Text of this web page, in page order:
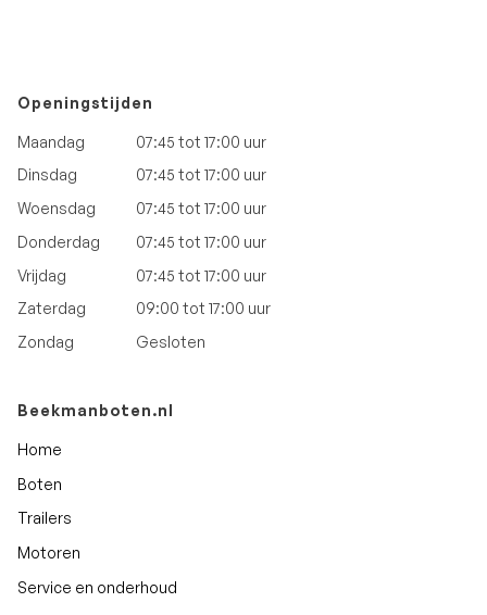
Openingstijden
Maandag
07:45 tot 17:00 uur
Dinsdag
07:45 tot 17:00 uur
Woensdag
07:45 tot 17:00 uur
Donderdag
07:45 tot 17:00 uur
Vrijdag
07:45 tot 17:00 uur
Zaterdag
09:00 tot 17:00 uur
Zondag
Gesloten
Beekmanboten.nl
Home
Boten
Trailers
Motoren
Service en onderhoud